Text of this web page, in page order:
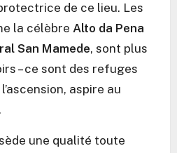
de ce lieu. Les
la célèbre Alto da Pena
San Mamede, sont plus
– ce sont des refuges
aspire au
une qualité toute